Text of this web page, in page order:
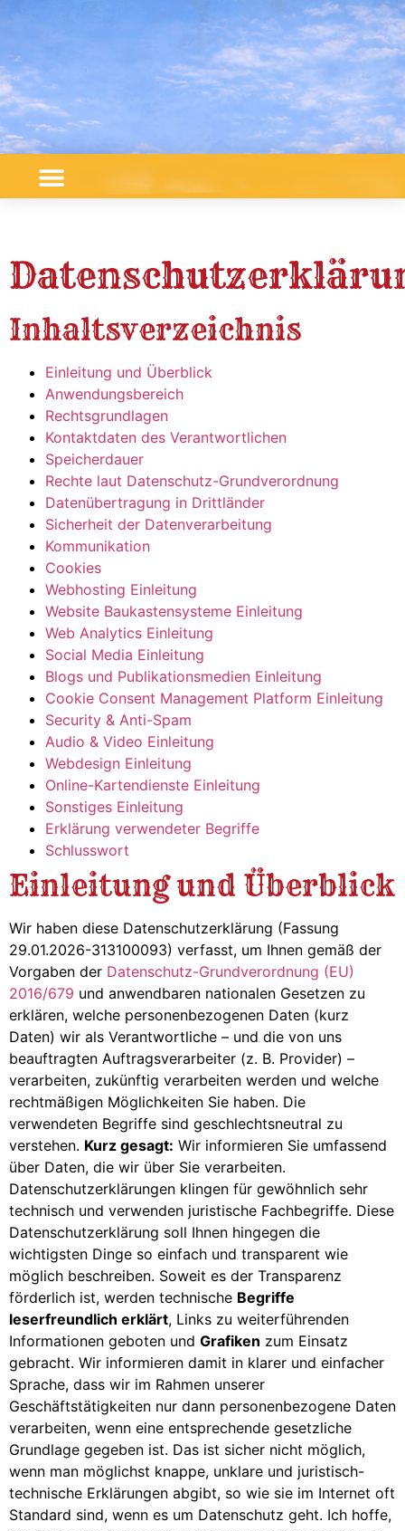
Inhaltsverzeichnis
Einleitung und Überblick
Anwendungsbereich
Rechtsgrundlagen
Kontaktdaten des Verantwortlichen
Speicherdauer
Rechte laut Datenschutz-Grundverordnung
Datenübertragung in Drittländer
Sicherheit der Datenverarbeitung
Kommunikation
Cookies
Webhosting Einleitung
Website Baukastensysteme Einleitung
Web Analytics Einleitung
Social Media Einleitung
Blogs und Publikationsmedien Einleitung
Cookie Consent Management Platform Einleitung
Security & Anti-Spam
Audio & Video Einleitung
Webdesign Einleitung
Online-Kartendienste Einleitung
Sonstiges Einleitung
Erklärung verwendeter Begriffe
Schlusswort
Einleitung und Überblick
Wir haben diese Datenschutzerklärung (Fassung
29.01.2026-313100093) verfasst, um Ihnen gemäß der
Vorgaben der Datenschutz-Grundverordnung (EU)
2016/679 und anwendbaren nationalen Gesetzen zu
erklären, welche personenbezogenen Daten (kurz
Daten) wir als Verantwortliche – und die von uns
beauftragten Auftragsverarbeiter (z. B. Provider) –
verarbeiten, zukünftig verarbeiten werden und welche
rechtmäßigen Möglichkeiten Sie haben. Die
verwendeten Begriffe sind geschlechtsneutral zu
verstehen. Kurz gesagt: Wir informieren Sie umfassend
über Daten, die wir über Sie verarbeiten.
Datenschutzerklärungen klingen für gewöhnlich sehr
technisch und verwenden juristische Fachbegriffe. Diese
Datenschutzerklärung soll Ihnen hingegen die
wichtigsten Dinge so einfach und transparent wie
möglich beschreiben. Soweit es der Transparenz
förderlich ist, werden technische Begriffe
leserfreundlich erklärt, Links zu weiterführenden
Informationen geboten und Grafiken zum Einsatz
gebracht. Wir informieren damit in klarer und einfacher
Sprache, dass wir im Rahmen unserer
Geschäftstätigkeiten nur dann personenbezogene Daten
verarbeiten, wenn eine entsprechende gesetzliche
Grundlage gegeben ist. Das ist sicher nicht möglich,
wenn man möglichst knappe, unklare und juristisch-
technische Erklärungen abgibt, so wie sie im Internet oft
Standard sind, wenn es um Datenschutz geht. Ich hoffe,